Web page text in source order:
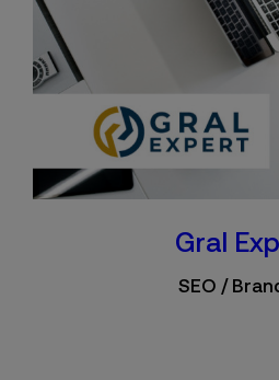
Gral
SEO /